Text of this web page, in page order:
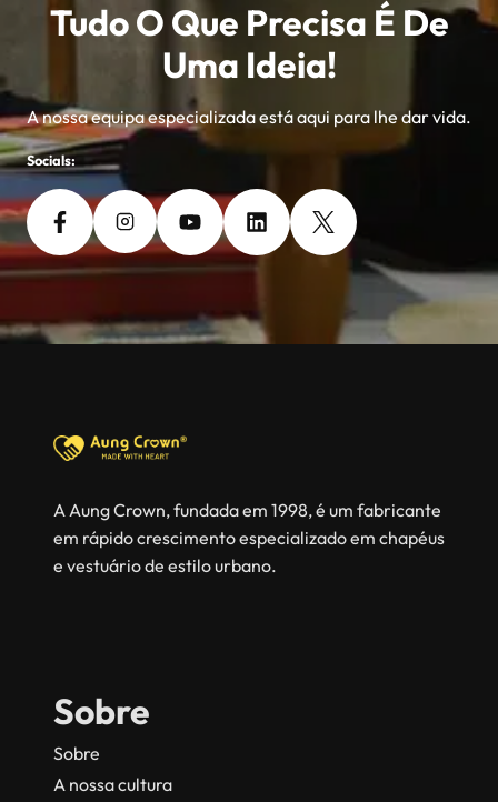
Tudo O Que Precisa É De
Uma Ideia!
A nossa equipa especializada está aqui para lhe dar vida.
Socials:
A Aung Crown, fundada em 1998, é um fabricante
em rápido crescimento especializado em chapéus
e vestuário de estilo urbano.
Sobre
Sobre
A nossa cultura